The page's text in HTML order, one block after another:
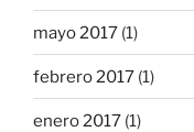
mayo 2017 (1)
febrero 2017 (1)
enero 2017 (1)